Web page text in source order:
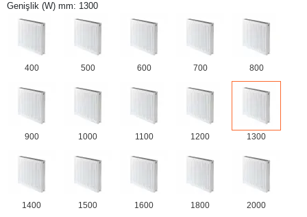
Genişlik (W) mm: 1300
400 500 600 700 800
900 1000 1100 1200 1300
1400 1500 1600 1800 2000